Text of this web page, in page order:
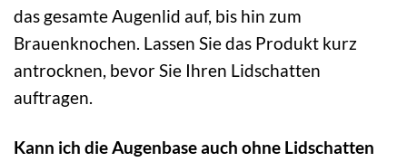
das gesamte Augenlid auf, bis hin zum
Brauenknochen. Lassen Sie das Produkt kurz
antrocknen, bevor Sie Ihren Lidschatten
auftragen.
Kann ich die Augenbase auch ohne Lidschatten